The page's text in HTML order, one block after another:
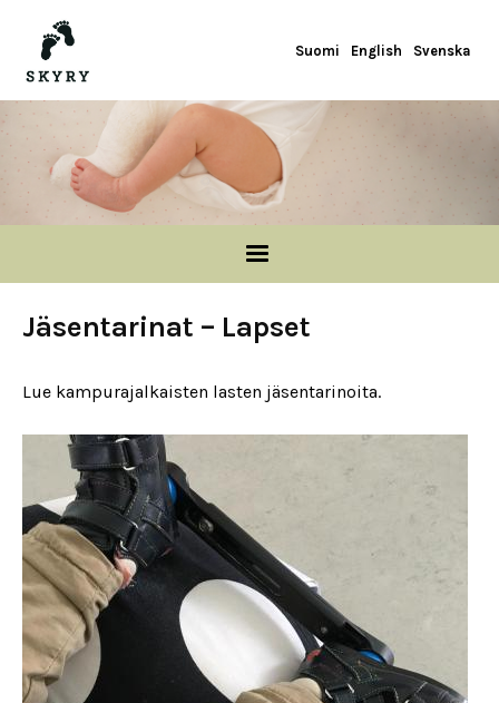
Suomi English Svenska
Jäsentarinat – Lapset
Lue kampurajalkaisten lasten jäsentarinoita.